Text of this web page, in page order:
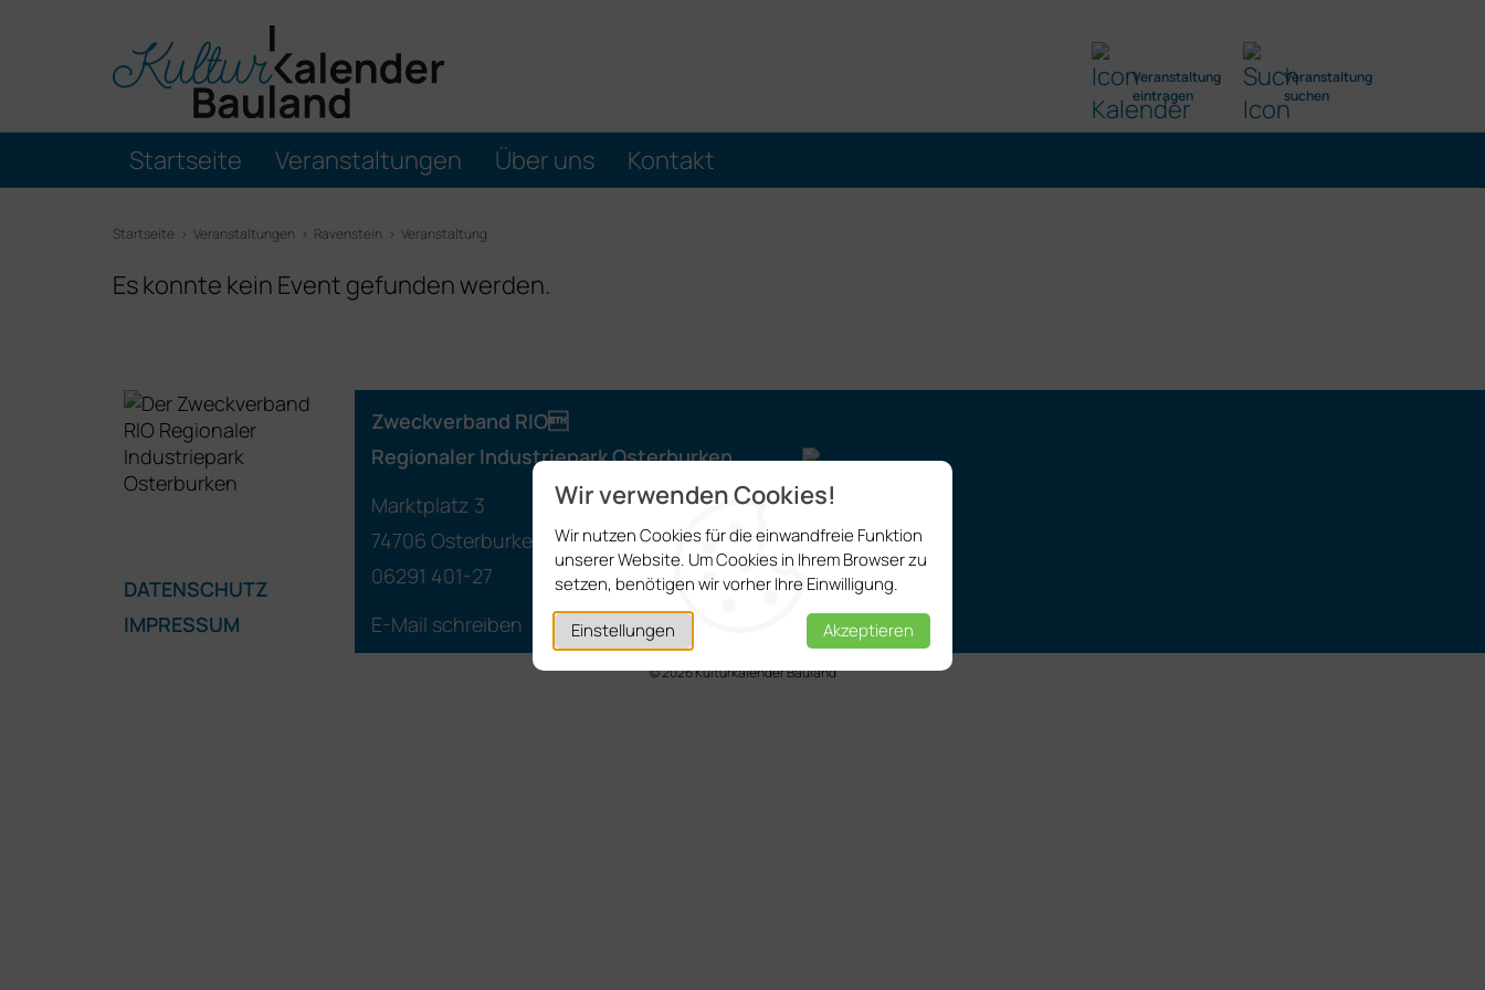
Wir verwenden Cookies!
Wir nutzen Cookies für die einwandfreie Funktion
unserer Website. Um Cookies in Ihrem Browser zu
setzen, benötigen wir vorher Ihre Einwilligung.
Einstellungen
Akzeptieren
Veranstaltung
eintragen
Veranstaltung
suchen
Startseite Veranstaltungen Über uns Kontakt
Startseite Veranstaltungen Ravenstein Veranstaltung
Es konnte kein Event gefunden werden.
DATENSCHUTZ
IMPRESSUM
Zweckverband RIO
Regionaler Industriepark Osterburken
Marktplatz 3
74706 Osterburken
06291 401-27
E-Mail schreiben
© 2026 Kulturkalender Bauland